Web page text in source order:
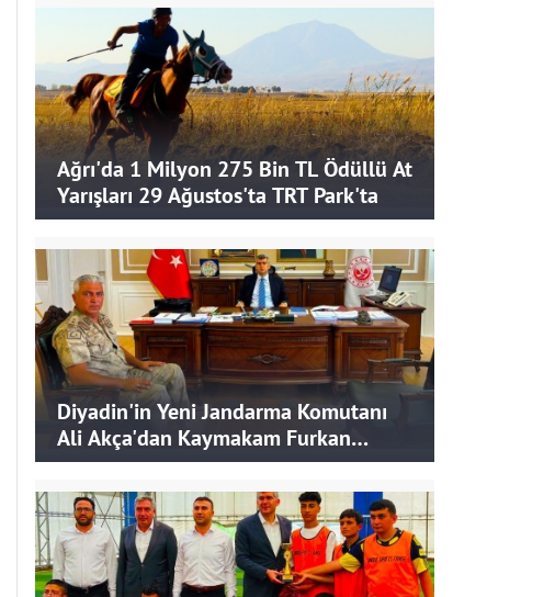
Ağrı'da 1 Milyon 275 Bin TL Ödüllü At
Yarışları 29 Ağustos'ta TRT Park'ta
Diyadin'in Yeni Jandarma Komutanı
Ali Akça'dan Kaymakam Furkan
Korkusuz'a Ziyaret